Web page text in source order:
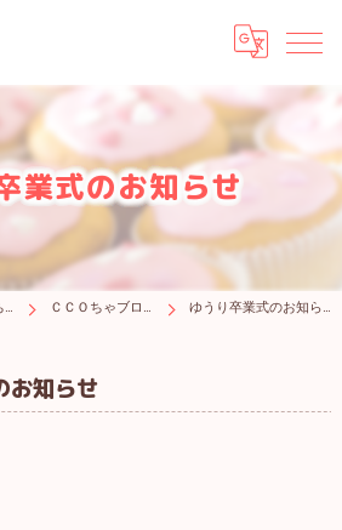
業式のお知らせ
大阪 メイドカフェ CCOちゃ ＣＣＯちゃブログ ゆうり卒業式のお知らせ
お知らせ